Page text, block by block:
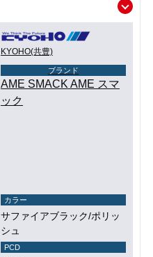
KYOHO(共豊)
ブランド
AME SMACK AME スマ
ック
カラー
サファイアブラック/ポリッ
シュ
PCD